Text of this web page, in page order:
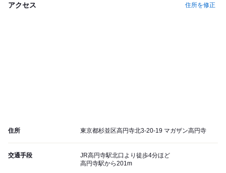
アクセス 住所を修正
住所 東京都杉並区高円寺北3-20-19 マガザン高円寺
交通手段
JR高円寺駅北口より徒歩4分ほど
高円寺駅から201m